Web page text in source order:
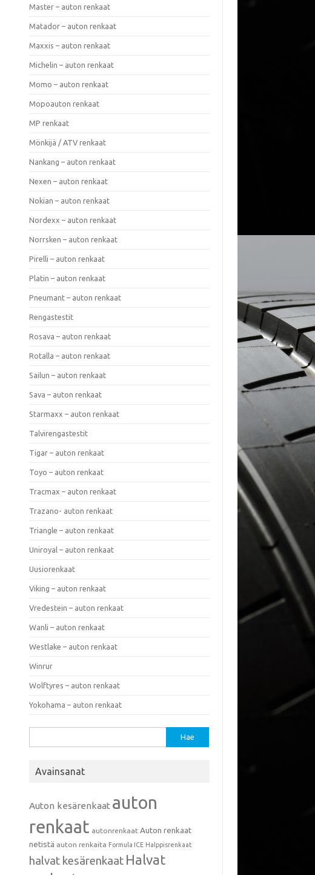
Master – auton renkaat
Matador – auton renkaat
Maxxis – auton renkaat
Michelin – auton renkaat
Momo – auton renkaat
Mopoauton renkaat
MP renkaat
Mönkijä / ATV renkaat
Nankang – auton renkaat
Nexen – auton renkaat
Nokian – auton renkaat
Nordexx – auton renkaat
Norrsken – auton renkaat
Pirelli – auton renkaat
Platin – auton renkaat
Pneumant – auton renkaat
Rengastestit
Rosava – auton renkaat
Rotalla – auton renkaat
Sailun – auton renkaat
Sava – auton renkaat
Starmaxx – auton renkaat
Talvirengastestit
Tigar – auton renkaat
Toyo – auton renkaat
Tracmax – auton renkaat
Trazano- auton renkaat
Triangle – auton renkaat
Uniroyal – auton renkaat
Uusiorenkaat
Viking – auton renkaat
Vredestein – auton renkaat
Wanli – auton renkaat
Westlake – auton renkaat
Winrur
Wolftyres – auton renkaat
Yokohama – auton renkaat
Avainsanat
Auton kesärenkaat auton
renkaat autonrenkaat Auton renkaat
netistä auton renkaita Formula ICE Halppisrenkaat
halvat kesärenkaat Halvat